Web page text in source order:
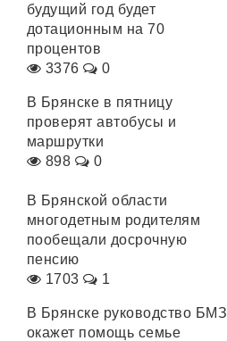
будущий год будет
дотационным на 70
процентов
3376
0
В Брянске в пятницу
проверят автобусы и
маршрутки
898
0
В Брянской области
многодетным родителям
пообещали досрочную
пенсию
1703
1
В Брянске руководство БМЗ
окажет помощь семье